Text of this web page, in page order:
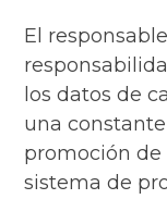
El
los datos de
una
promoción de
sistema de